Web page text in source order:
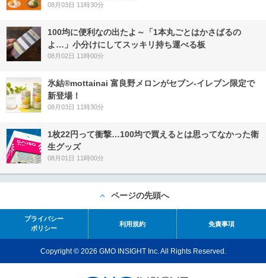
08月03日 11時30分
100均に便利なの出たよ～「1本丸ごとはかさばるの
よ…」小分けにしてスッキリ持ち運べる板
08月02日 11時00分
氷結®mottainai 富良野メロンがセブン‐イレブン限定で
新登場！
08月03日 11時30分
1枚22円って衝撃…100均で買えるとは思ってなかった衛
生グッズ
08月01日 11時00分
ページの先頭へ
プライバシー
ポリシー
利用規約 免責事項
Copyright © 2026 GMO INSIGHT Inc. All Rights Reserved.